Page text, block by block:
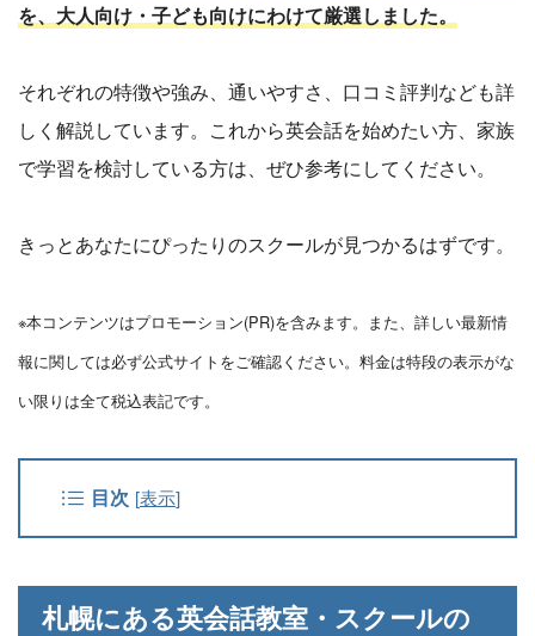
を、大人向け・子ども向けにわけて厳選しました。
それぞれの特徴や強み、通いやすさ、口コミ評判なども詳
しく解説しています。これから英会話を始めたい方、家族
で学習を検討している方は、ぜひ参考にしてください。
きっとあなたにぴったりのスクールが見つかるはずです。
※本コンテンツはプロモーション(PR)を含みます。また、詳しい最新情
報に関しては必ず公式サイトをご確認ください。料金は特段の表示がな
い限りは全て税込表記です。
目次 [表示]
札幌にある英会話教室・スクールの